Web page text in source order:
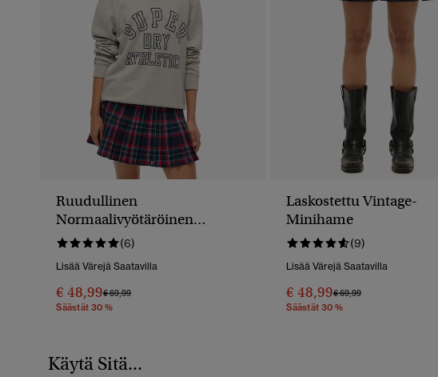
Ruudullinen
Normaalivyötäröinen
Minihame(6)
Lisää Värejä Saatavilla
€ 48,99Hinta Alennettu Hinnasta
€ 69,99Hintaan
Säästät 30 %
Laskostettu Vintage-
Minihame
(9)
Lisää Värejä Saatavilla
€ 48,99Hinta Alennettu Hinnasta
€ 69,99Hintaan
Säästät 30 %
Käytä Sitä...